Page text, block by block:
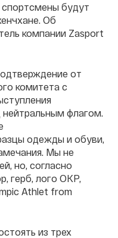
будут
Об
компании Zasport
от
комитета с
флагом.
одежды и обуви,
Мы не
но, согласно
герб, лого ОКР,
Athlet from
из трех